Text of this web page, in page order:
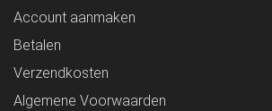
Account aanmaken
Betalen
Verzendkosten
Algemene Voorwaarden